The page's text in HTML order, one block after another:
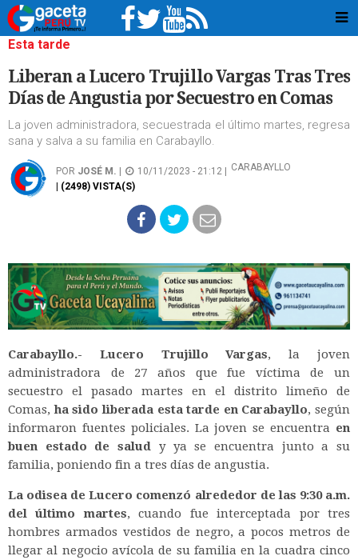
Esta tarde
Liberan a Lucero Trujillo Vargas Tras Tres
Días de Angustia por Secuestro en Comas
La joven administradora, secuestrada el último martes, regresa
sana y salva a su familia en Carabayllo.
POR JOSÉ M. 10/11/2023 - 21:12 |
CARABAYLLO
| (2498) VISTA(S)
Carabayllo.- Lucero Trujillo Vargas, la joven
administradora de 27 años que fue víctima de un
secuestro el pasado martes en el distrito limeño de
Comas,ha sido liberada esta tarde en Carabayllo, según
informaron fuentes policiales. La joven se encuentra en
buen estado de salud y ya se encuentra junto a su
familia, poniendo fin a tres días de angustia.
La odisea de Lucero comenzó alrededor de las 9:30 a.m.
del último martes, cuando fue interceptada por tres
hombres armados vestidos de negro, a pocos metros de
llegar al negocio avícola de su familia en la cuadra cinco